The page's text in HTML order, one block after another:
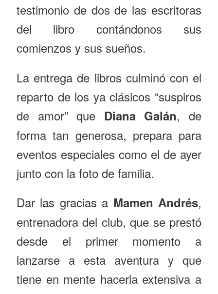
testimonio de dos de las escritoras
del libro contándonos sus
comienzos y sus sueños.
La entrega de libros culminó con el
reparto de los ya clásicos “suspiros
de amor” que Diana Galán, de
forma tan generosa, prepara para
eventos especiales como el de ayer
junto con la foto de familia.
Dar las gracias a Mamen Andrés,
entrenadora del club, que se prestó
desde el primer momento a
lanzarse a esta aventura y que
tiene en mente hacerla extensiva a